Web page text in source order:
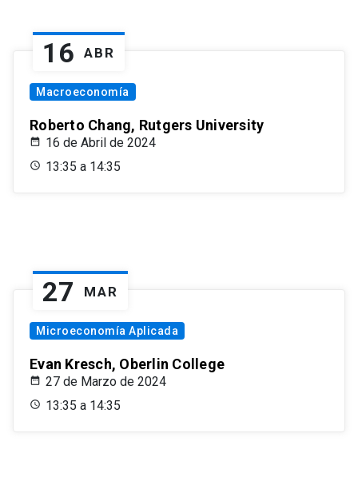
16 ABR
Macroeconomía
Roberto Chang, Rutgers University
16 de Abril de 2024
13:35 a 14:35
27 MAR
Microeconomía Aplicada
Evan Kresch, Oberlin College
27 de Marzo de 2024
13:35 a 14:35